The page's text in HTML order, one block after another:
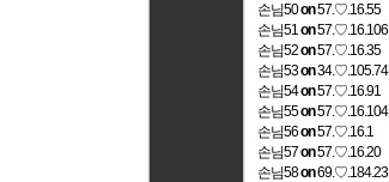
손님50on57.♡.16.55
손님51on57.♡.16.106
손님52on57.♡.16.35
손님53on34.♡.105.74
손님54on57.♡.16.91
손님55on57.♡.16.104
손님56on57.♡.16.1
손님57on57.♡.16.20
손님58on69.♡.184.23